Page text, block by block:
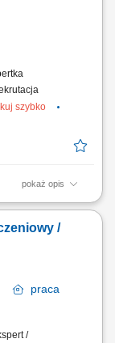
szybko
pokaż opis
produktów
pozycji
/
praca
/